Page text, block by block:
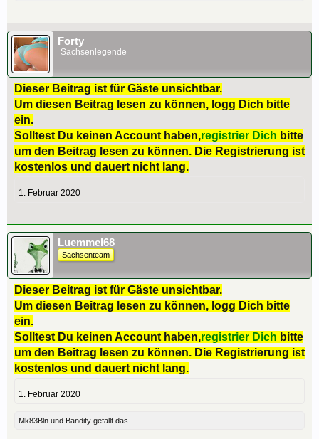
Forty
Sachsenlegende
Dieser Beitrag ist für Gäste unsichtbar.
Um diesen Beitrag lesen zu können, logg Dich bitte
ein.
Solltest Du keinen Account haben,registrier Dich bitte
um den Beitrag lesen zu können. Die Registrierung ist
kostenlos und dauert nicht lang.
1. Februar 2020
Luemmel68
Sachsenteam
Dieser Beitrag ist für Gäste unsichtbar.
Um diesen Beitrag lesen zu können, logg Dich bitte
ein.
Solltest Du keinen Account haben,registrier Dich bitte
um den Beitrag lesen zu können. Die Registrierung ist
kostenlos und dauert nicht lang.
1. Februar 2020
Mk83Bln und Bandity gefällt das.